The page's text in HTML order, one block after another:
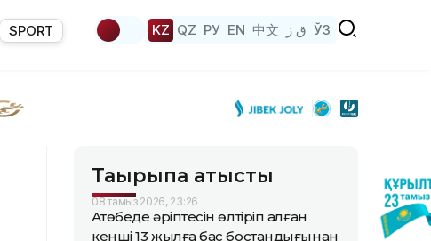
SPORT KZ QZ РУ EN 中文 ق ز ЎЗ
Тақырыпқа қатысты
08 тамыз 2026, 23:26
Ақтөбеде әріптесін өлтіріп алған
кенші 13 жылға бас бостандығынан